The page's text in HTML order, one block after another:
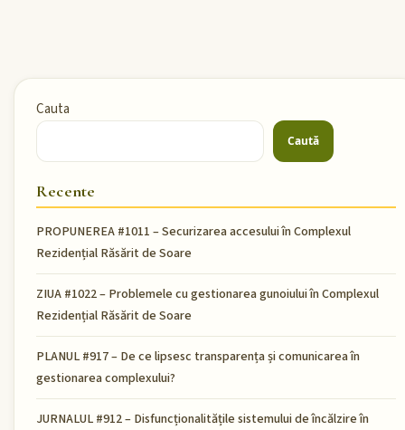
Cauta
Caută
Recente
PROPUNEREA #1011 – Securizarea accesului în Complexul
Rezidențial Răsărit de Soare
ZIUA #1022 – Problemele cu gestionarea gunoiului în Complexul
Rezidențial Răsărit de Soare
PLANUL #917 – De ce lipsesc transparența și comunicarea în
gestionarea complexului?
JURNALUL #912 – Disfuncționalitățile sistemului de încălzire în